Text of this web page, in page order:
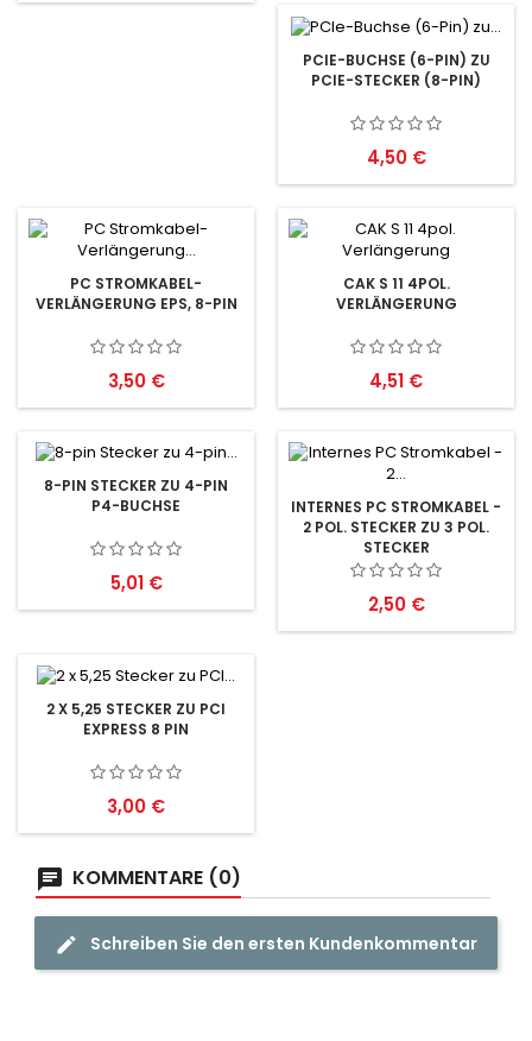
PCIE-BUCHSE (6-PIN) ZU
PCIE-STECKER (8-PIN)
Preis
4,50 €
PC STROMKABEL-
VERLÄNGERUNG EPS, 8-PIN
Preis
3,50 €
CAK S 11 4POL.
VERLÄNGERUNG
Preis
4,51 €
8-PIN STECKER ZU 4-PIN
P4-BUCHSE
Preis
5,01 €
INTERNES PC STROMKABEL -
2 POL. STECKER ZU 3 POL.
STECKER
Preis
2,50 €
2 X 5,25 STECKER ZU PCI
EXPRESS 8 PIN
Preis
3,00 €
KOMMENTARE (0)
Schreiben Sie den ersten Kundenkommentar